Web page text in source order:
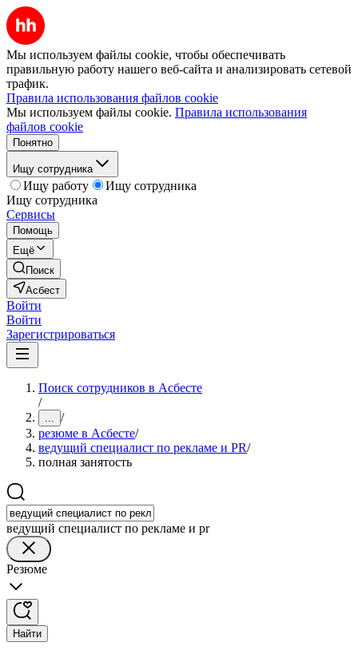
Мы используем файлы cookie, чтобы обеспечивать
правильную работу нашего веб-сайта и анализировать сетевой
трафик.
Правила использования файлов cookie
Мы используем файлы cookie. Правила использования
файлов cookie
Понятно
Ищу сотрудника
Ищу работу
Ищу сотрудника
Ищу сотрудника
Сервисы
Помощь
Ещё
Поиск
Асбест
Войти
Войти
Зарегистрироваться
Поиск сотрудников в Асбесте
/
... /
резюме в Асбесте/
ведущий специалист по рекламе и PR/
полная занятость
ведущий специалист по рекламе и pr
Резюме
Найти